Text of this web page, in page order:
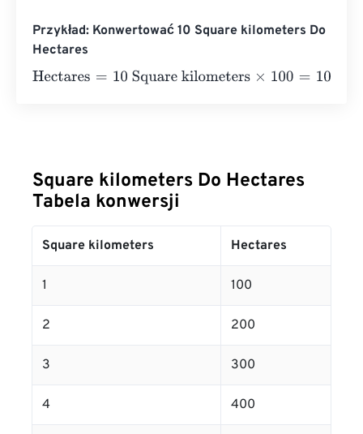
Przykład: Konwertować 10 Square kilometers Do
Hectares
Hectares= 10 Square kilometers×100= 1000 Hectares
Square kilometers Do Hectares
Tabela konwersji
Square kilometers Hectares
1 100
2 200
3 300
4 400